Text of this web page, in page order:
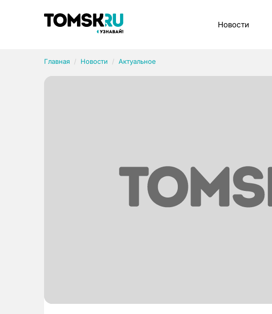
Новости
Главная Новости Актуальное
Рубрики